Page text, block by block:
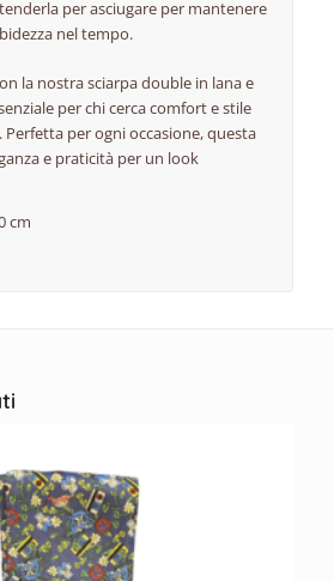
per asciugare per mantenere
nel tempo.
la nostra sciarpa double in lana e
per chi cerca comfort e stile
Perfetta per ogni occasione, questa
e praticità per un look
cm